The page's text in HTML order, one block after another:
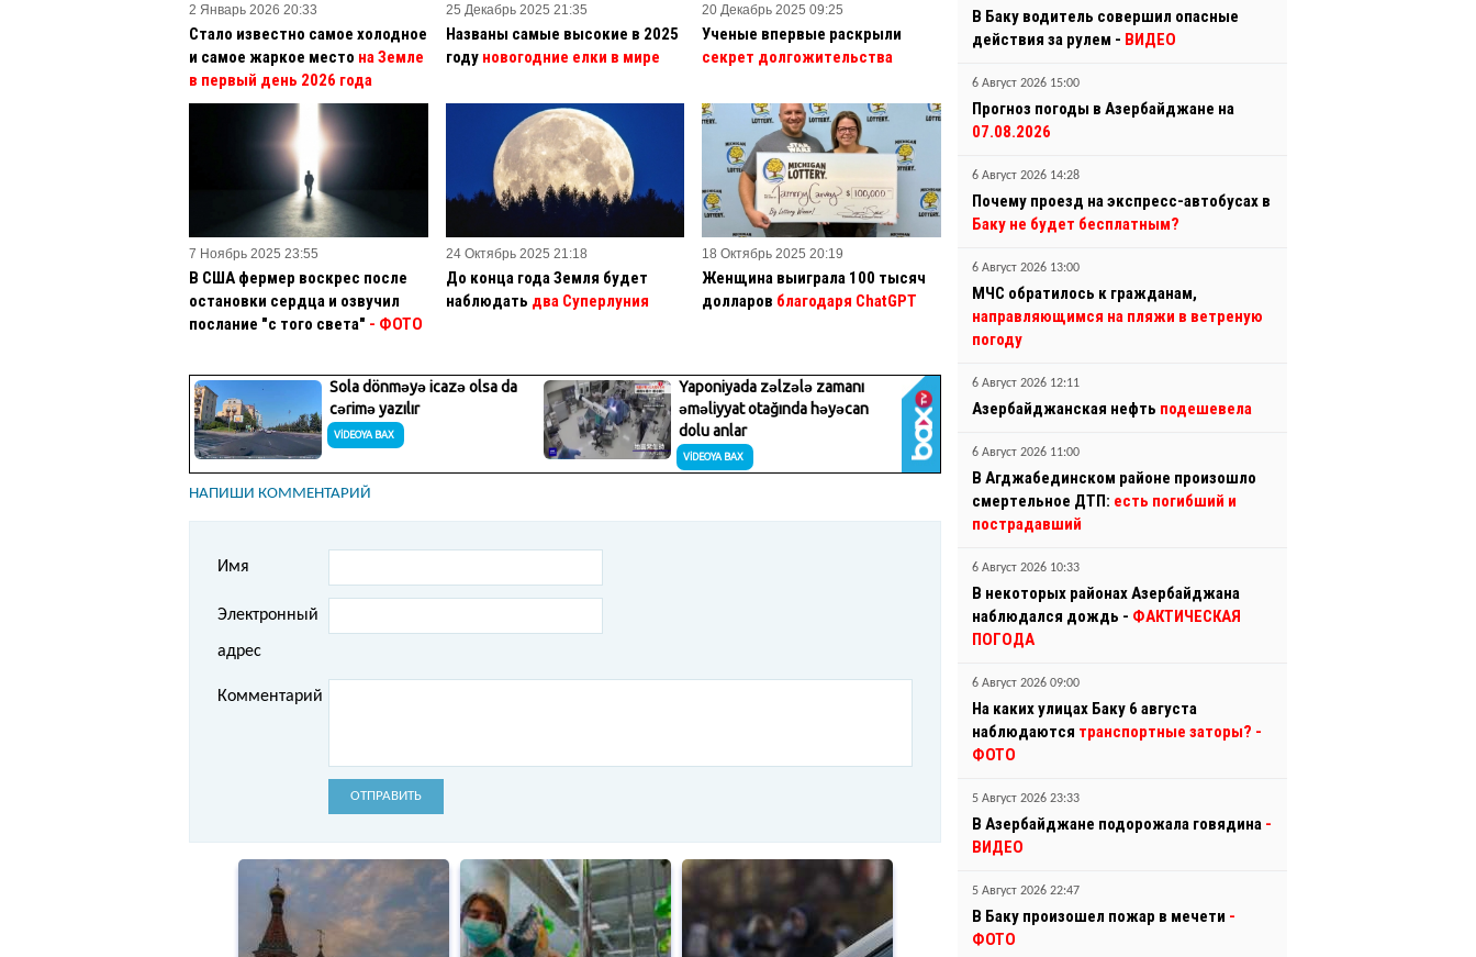
2 Январь 2026 20:33
Стало известно самое холодное
и самое жаркое место на Земле
в первый день 2026 года
25 Декабрь 2025 21:35
Названы самые высокие в 2025
годуновогодние елки в мире
20 Декабрь 2025 09:25
Ученые впервые раскрыли
секрет долгожительства
7 Ноябрь 2025 23:55
В США фермер воскрес после
остановки сердца и озвучил
послание "с того света" - ФОТО
24 Октябрь 2025 21:18
До конца года Земля будет
наблюдать два Суперлуния
18 Октябрь 2025 20:19
Женщина выиграла 100 тысяч
долларов благодаря ChatGPT
НАПИШИ КОММЕНТАРИЙ
Имя
Электронный
адрес
Комментарий
ОТПРАВИТЬ
В Баку водитель совершил опасные
действия за рулем - ВИДЕО
6 Август 2026 15:00
Прогноз погоды в Азербайджане на
07.08.2026
6 Август 2026 14:28
Почему проезд на экспресс-автобусах в
Баку не будет бесплатным?
6 Август 2026 13:00
МЧС обратилось к гражданам,
направляющимся на пляжи в ветреную
погоду
6 Август 2026 12:11
Азербайджанская нефть подешевела
6 Август 2026 11:00
В Агджабединском районе произошло
смертельное ДТП: есть погибший и
пострадавший
6 Август 2026 10:33
В некоторых районах Азербайджана
наблюдался дождь - ФАКТИЧЕСКАЯ
ПОГОДА
6 Август 2026 09:00
На каких улицах Баку 6 августа
наблюдаются транспортные заторы? -
ФОТО
5 Август 2026 23:33
В Азербайджане подорожала говядина -
ВИДЕО
5 Август 2026 22:47
В Баку произошел пожар в мечети -
ФОТО